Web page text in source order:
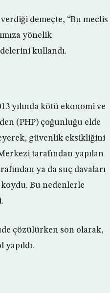
demeçte, “Bu meclis
yönelik
kullandı.
yılında kötü ekonomi ve
(PHP) çoğunluğu elde
güvenlik eksikliğini
tarafından yapılan
ya da suç davaları
koydu. Bu nedenlerle
çözülürken son olarak,
yapıldı.